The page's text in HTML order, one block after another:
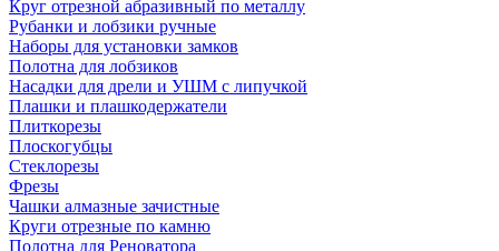
Круг отрезной абразивный по металлу
Рубанки и лобзики ручные
Наборы для установки замков
Полотна для лобзиков
Насадки для дрели и УШМ с липучкой
Плашки и плашкодержатели
Плиткорезы
Плоскогубцы
Стеклорезы
Фрезы
Чашки алмазные зачистные
Круги отрезные по камню
Полотна для Реноватора